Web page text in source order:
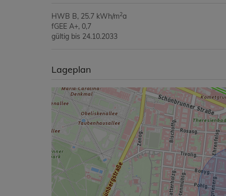
HWB B, 25.7 kWh/m2a
fGEE A+, 0,7
gültig bis 24.10.2033
Lageplan